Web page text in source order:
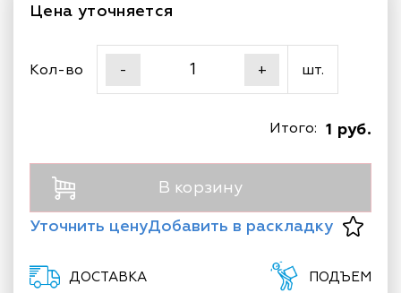
Цена уточняется
Кол-во - + шт.
1 руб.
Итого:
В корзину
Уточнить ценуДобавить в раскладку
ДОСТАВКА ПОДЪЕМ